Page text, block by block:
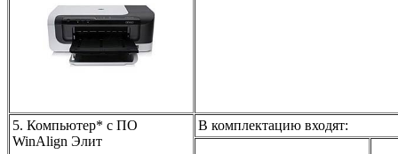
5. Компьютер* с ПО
WinAlign Элит
В комплектацию входят: